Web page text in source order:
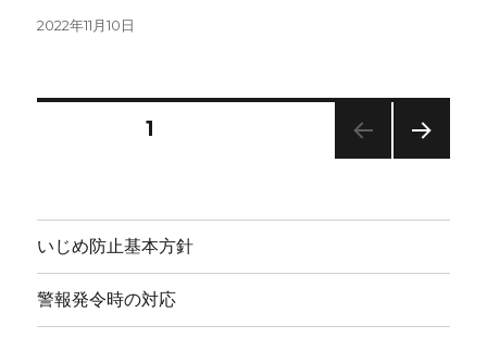
投
2022年11月10日
の
ペ
固定ページ1
いじめ防止基本方針
警報発令時の対応